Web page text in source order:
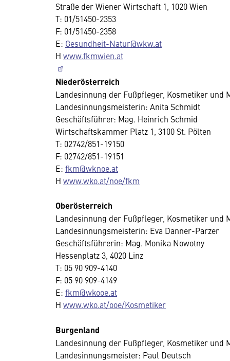
Straße der Wiener Wirtschaft 1, 1020 Wien
T: 01/51450-2353
F: 01/51450-2358
E: Gesundheit-Natur@wkw.at
H www.fkmwien.at
Niederösterreich
Landesinnung der Fußpfleger, Kosmetiker und
Landesinnungsmeisterin: Anita Schmidt
Geschäftsführer: Mag. Heinrich Schmid
Wirtschaftskammer Platz 1, 3100 St. Pölten
T: 02742/851-19150
F: 02742/851-19151
E: fkm@wknoe.at
H www.wko.at/noe/fkm
Oberösterreich
Landesinnung der Fußpfleger, Kosmetiker und
Landesinnungsmeisterin: Eva Danner-Parzer
Geschäftsführerin: Mag. Monika Nowotny
Hessenplatz 3, 4020 Linz
T: 05 90 909-4140
F: 05 90 909-4149
E: fkm@wkooe.at
H www.wko.at/ooe/Kosmetiker
Burgenland
Landesinnung der Fußpfleger, Kosmetiker und
Landesinnungsmeister: Paul Deutsch